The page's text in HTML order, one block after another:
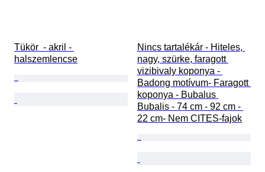
Tükör  - akril -
halszemlencse
Nincs tartalékár - Hiteles,
nagy, szürke, faragott
vizibivaly koponya -
Badong motívum- Faragott
koponya - Bubalus
Bubalis - 74 cm - 92 cm -
22 cm- Nem CITES-fajok